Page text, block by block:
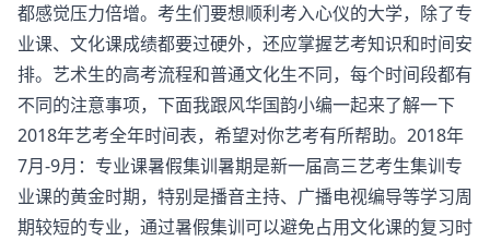
都感觉压力倍增。考生们要想顺利考入心仪的大学，除了专
业课、文化课成绩都要过硬外，还应掌握艺考知识和时间安
排。艺术生的高考流程和普通文化生不同，每个时间段都有
不同的注意事项，下面我跟风华国韵小编一起来了解一下
2018年艺考全年时间表，希望对你艺考有所帮助。2018年
7月-9月：专业课暑假集训暑期是新一届高三艺考生集训专
业课的黄金时期，特别是播音主持、广播电视编导等学习周
期较短的专业，通过暑假集训可以避免占用文化课的复习时